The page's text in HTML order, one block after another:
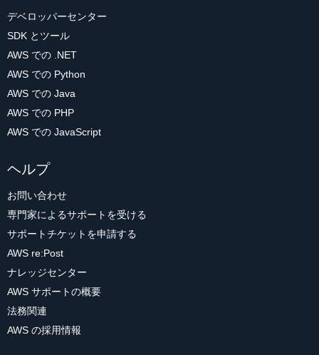
デベロッパーセンター
SDK とツール
AWS での .NET
AWS での Python
AWS での Java
AWS での PHP
AWS での JavaScript
ヘルプ
お問い合わせ
専門家によるサポートを受ける
サポートチケットを申請する
AWS re:Post
ナレッジセンター
AWS サポートの概要
法務関連
AWS の採用情報